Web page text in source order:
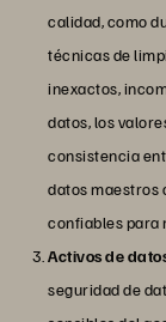
calidad, como
técnicas de
inexactos,
datos, los
consistencia
datos maestros
confiables para
Activos de
seguridad de